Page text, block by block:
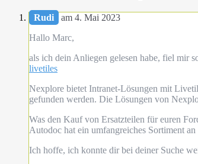
Rudi
am 4. Mai 2023
Hallo Marc,
als ich dein Anliegen gelesen habe, fiel mir
livetiles
Nexplore bietet Intranet-Lösungen mit
gefunden werden. Die Lösungen von
Was den Kauf von Ersatzteilen für euren
Autodoc hat ein umfangreiches Sortiment
Ich hoffe, ich konnte dir bei deiner Suche